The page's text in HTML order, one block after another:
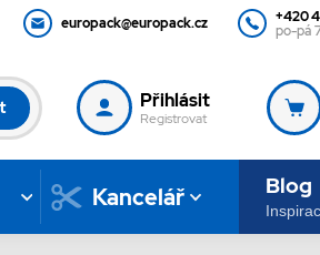
europack@europack.cz
+420
po-pá
Přihlásit
Registrovat
Kancelář Blog